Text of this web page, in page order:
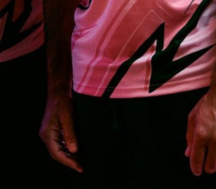
Palermo, adesso è
Strefezza è rosanero. Il
comunicato